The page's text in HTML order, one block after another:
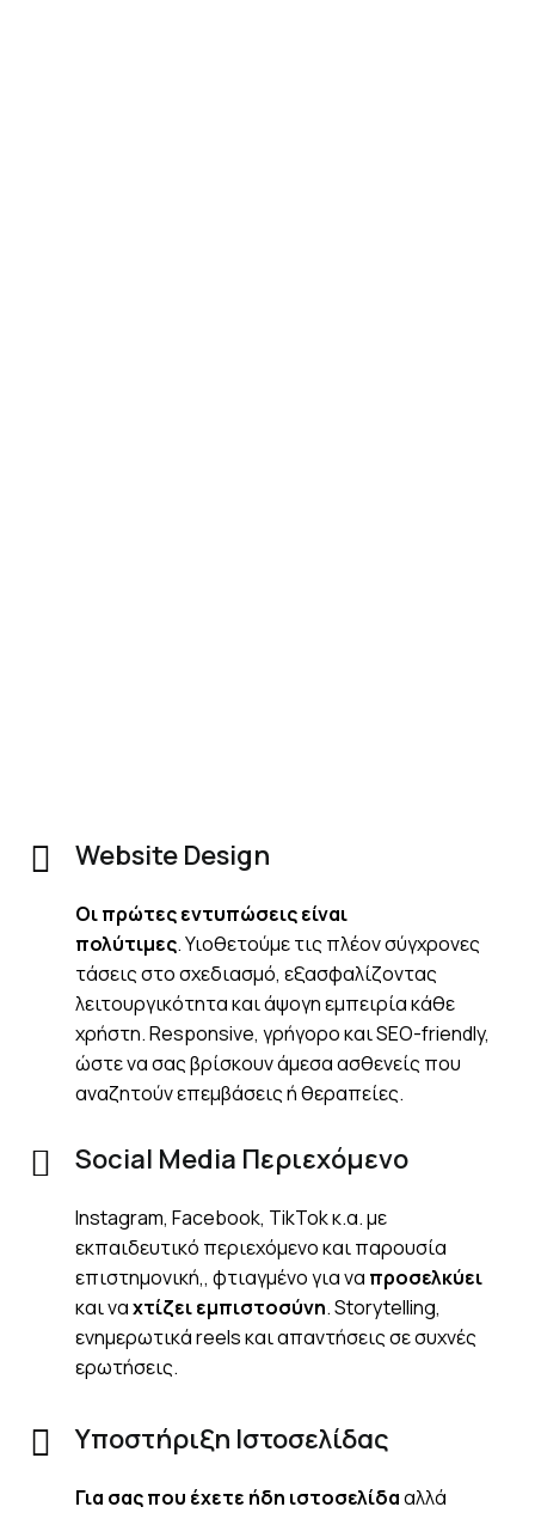
Website Design
Οι πρώτες εντυπώσεις είναι
πολύτιμες. Υιοθετούμε τις πλέον σύγχρονες
τάσεις στο σχεδιασμό, εξασφαλίζοντας
λειτουργικότητα και άψογη εμπειρία κάθε
χρήστη.Responsive, γρήγορο και SEO-friendly,
ώστε να σας βρίσκουν άμεσα ασθενείς που
αναζητούν επεμβάσεις ή θεραπείες.
Social Media Περιεχόμενο
Instagram, Facebook, TikTok κ.α. με
εκπαιδευτικό περιεχόμενο και παρουσία
επιστημονική,, φτιαγμένο για να προσελκύει
και ναχτίζει εμπιστοσύνη. Storytelling,
ενημερωτικά reels και απαντήσεις σε συχνές
ερωτήσεις.
Υποστήριξη Ιστοσελίδας
Για σας που έχετε ήδη ιστοσελίδααλλά